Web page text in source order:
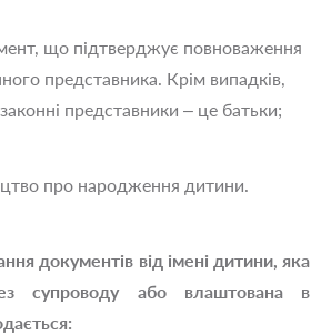
що підтверджує повноваження
представника. Крім випадків,
представники – це батьки;
про народження дитини.
документів від імені дитини, яка
супроводу або влаштована в